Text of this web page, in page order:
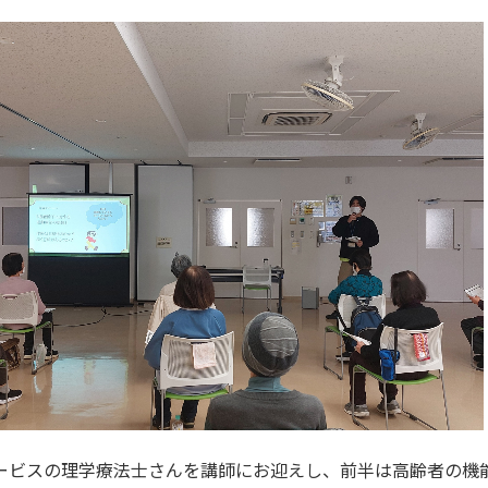
ビスの理学療法士さんを講師にお迎えし、前半は高齢者の